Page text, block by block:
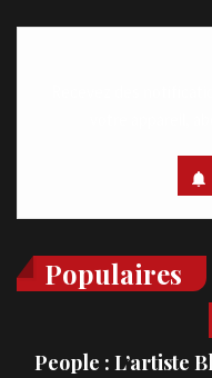
Populaires
People : L’artiste